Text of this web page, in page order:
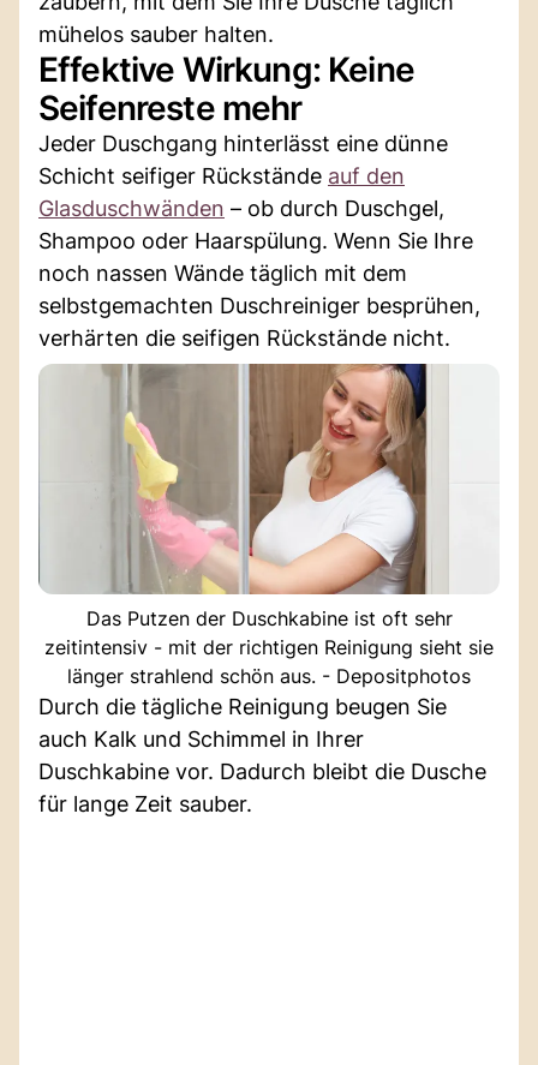
mühelos sauber halten.
Effektive Wirkung: Keine
Seifenreste mehr
Jeder Duschgang hinterlässt eine dünne
Schicht seifiger Rückstände auf den
Glasduschwänden – ob durch Duschgel,
Shampoo oder Haarspülung. Wenn Sie Ihre
noch nassen Wände täglich mit dem
selbstgemachten Duschreiniger besprühen,
verhärten die seifigen Rückstände nicht.
Das Putzen der Duschkabine ist oft sehr
zeitintensiv - mit der richtigen Reinigung sieht sie
länger strahlend schön aus. - Depositphotos
Durch die tägliche Reinigung beugen Sie
auch Kalk und Schimmel in Ihrer
Duschkabine vor. Dadurch bleibt die Dusche
für lange Zeit sauber.